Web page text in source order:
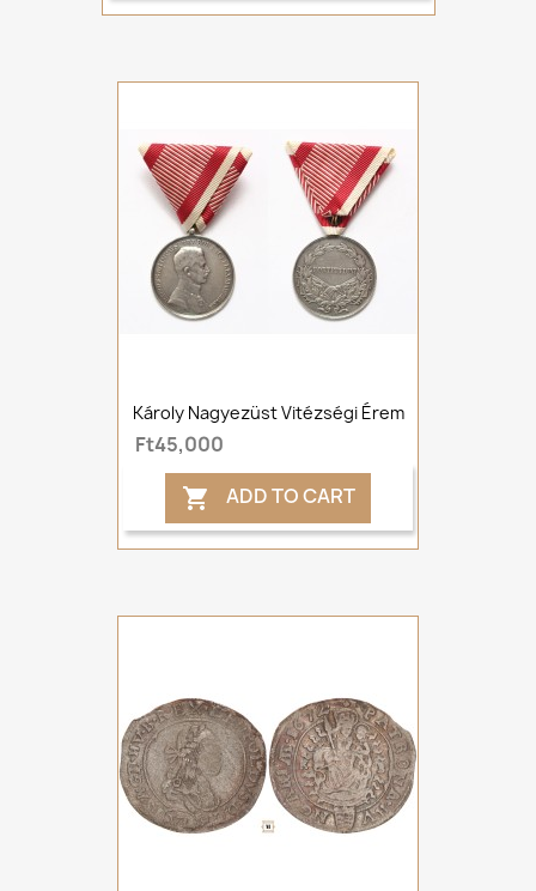
Károly Nagyezüst Vitézségi Érem
Ft45,000
 ADD TO CART